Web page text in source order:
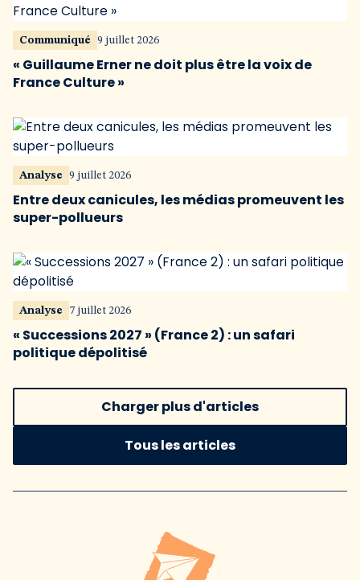
Communiqué 9 juillet 2026
« Guillaume Erner ne doit plus être la voix de
France Culture »
Analyse 9 juillet 2026
Entre deux canicules, les médias promeuvent les
super-pollueurs
Analyse 7 juillet 2026
« Successions 2027 » (France 2) : un safari
politique dépolitisé
Charger plus d'articles
Tous les articles